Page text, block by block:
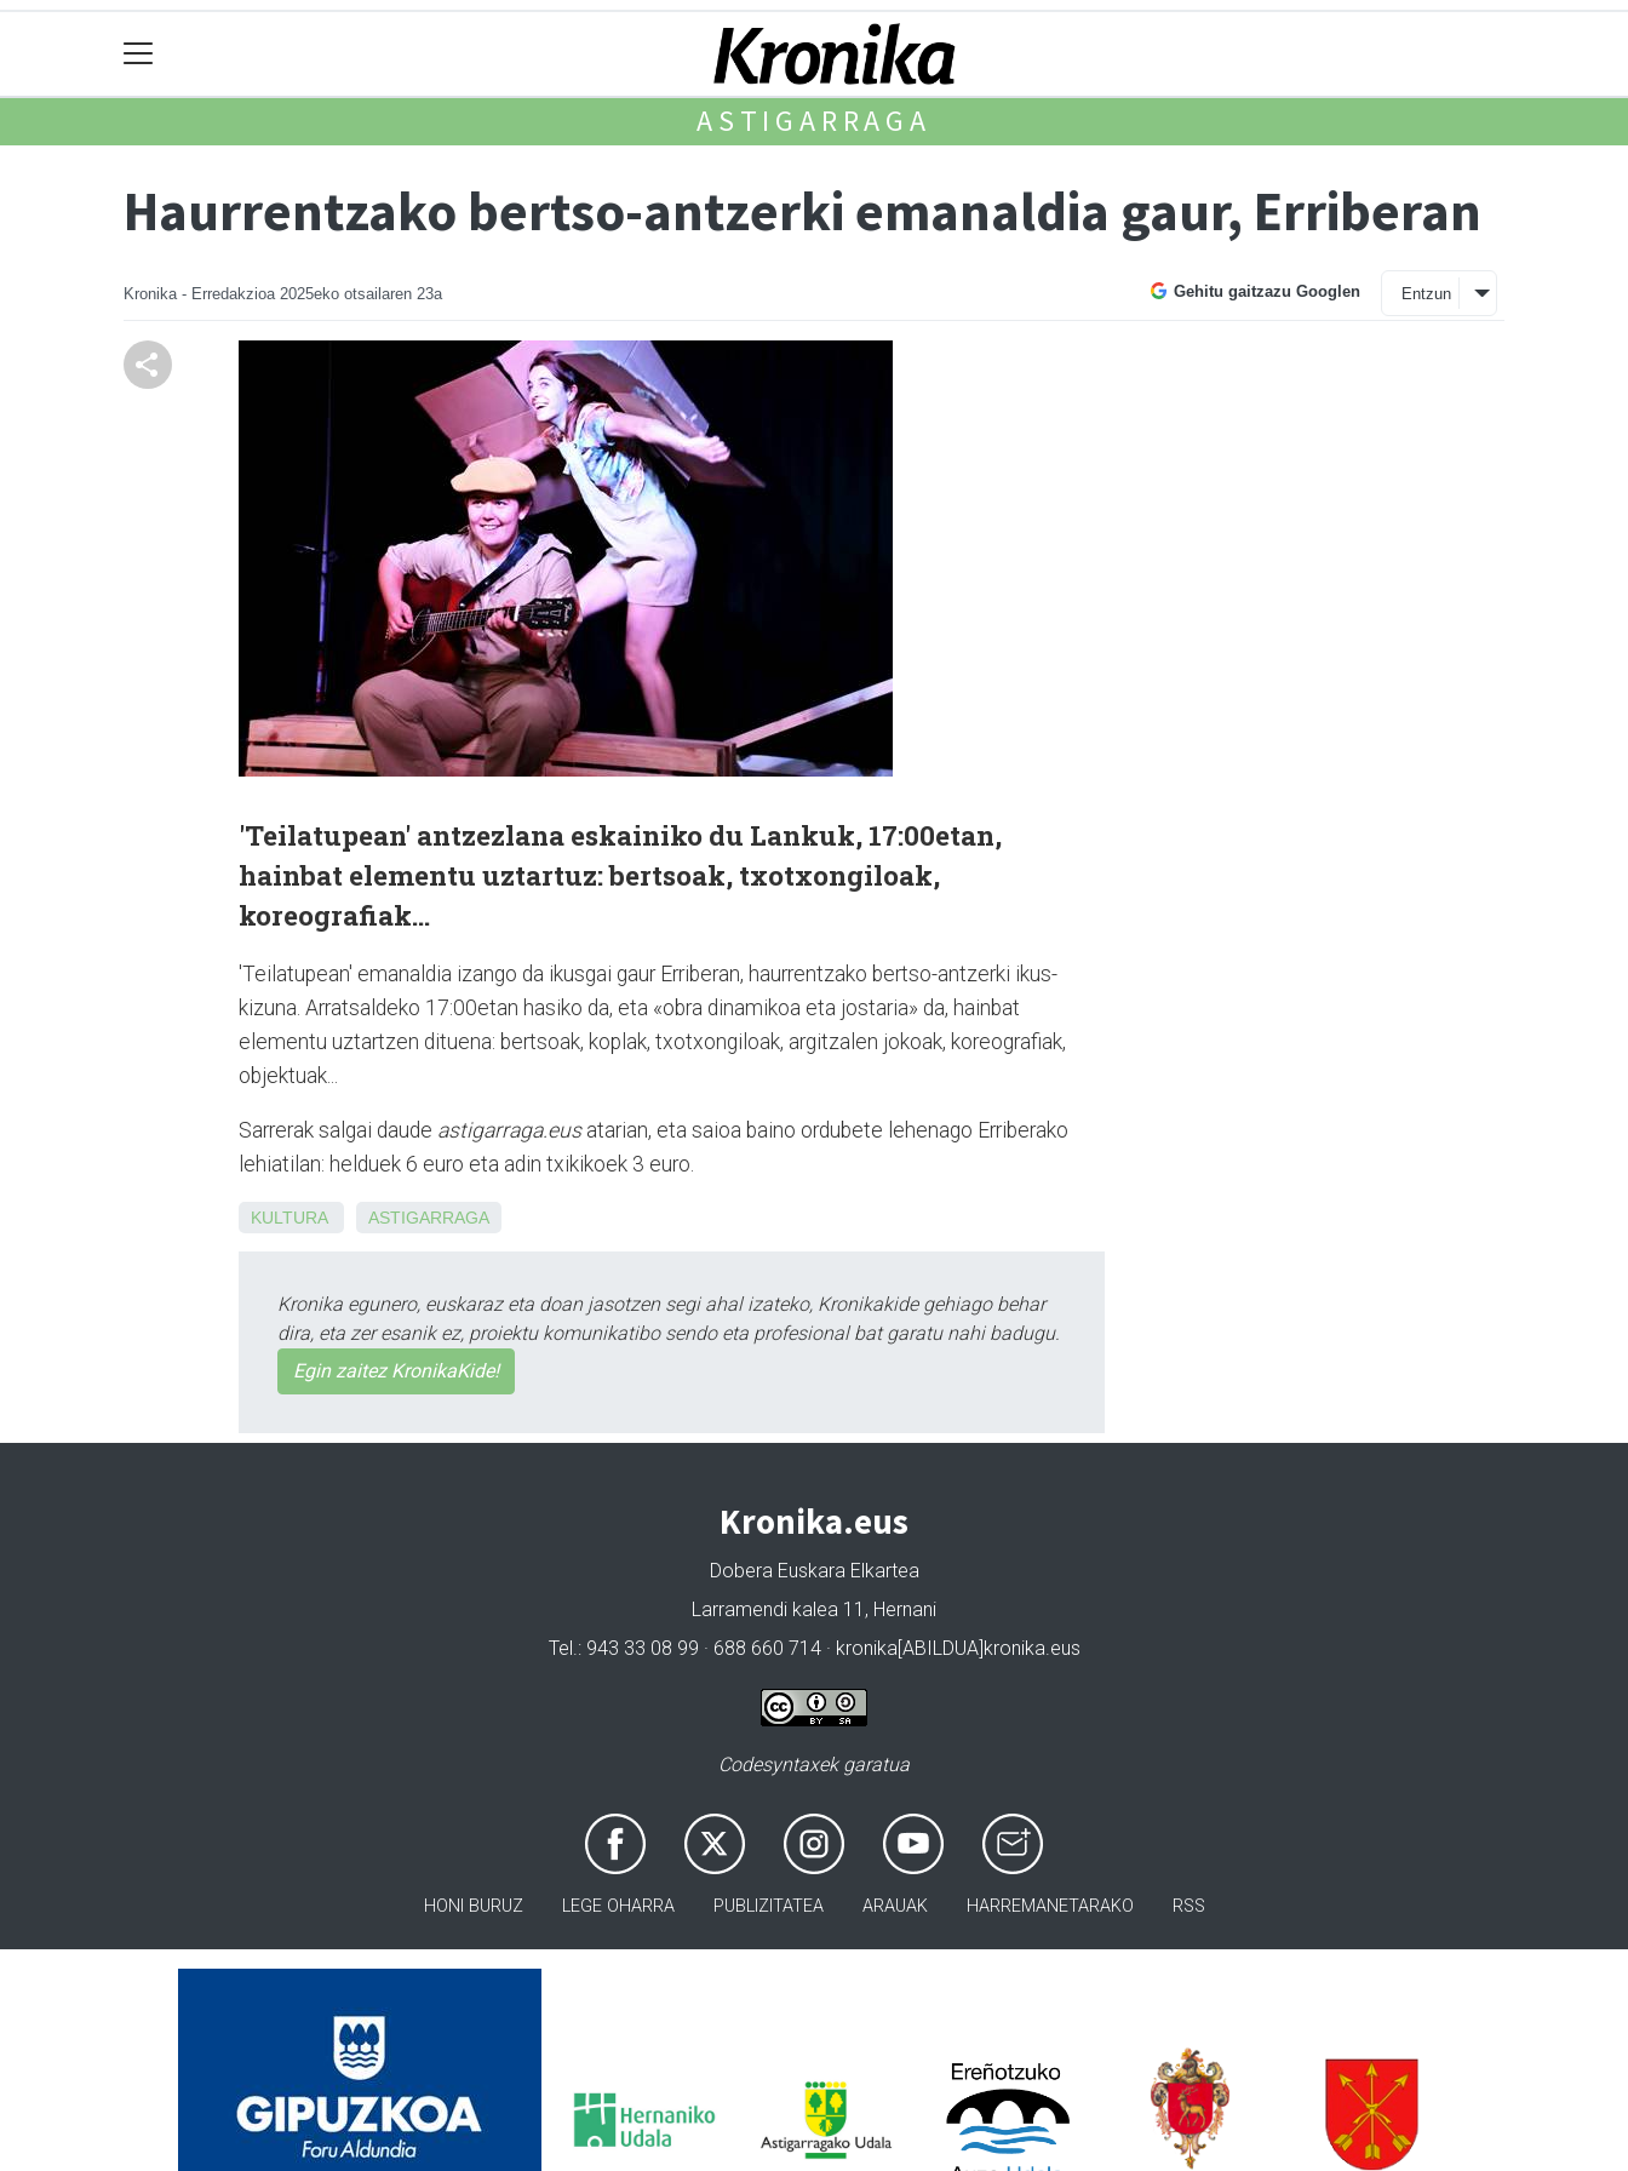
ASTIGARRAGA
Haurrentzako bertso-antzerki emanaldia gaur, Erriberan
Kronika - Erredakzioa 2025eko otsailaren 23a Gehitu gaitzazu Googlen Entzun
'Teilatupean' antzezlana eskainiko du Lankuk, 17:00etan,
hainbat elementu uztartuz: bertsoak, txotxongiloak,
koreografiak...
'Teilatupean' emanaldia izango da ikusgai gaur Erriberan, haurrentzako bertso-antzerki ikus­
kizuna. Arratsaldeko 17:00etan hasiko da, eta «obra dinamikoa eta jostaria» da, hainbat
elementu uztartzen dituena: bertsoak, koplak, txotxongiloak, argitzalen jokoak, koreografiak,
objektuak...
Sarrerak salgai daude astigarraga.eusatarian, eta saioa baino ordubete lehenago Erriberako
lehiatilan: helduek 6 euro eta adin txikikoek 3 euro.
KULTURA ASTIGARRAGA
Kronika egunero, euskaraz eta doan jasotzen segi ahal izateko, Kronikakide gehiago behar
dira, eta zer esanik ez, proiektu komunikatibo sendo eta profesional bat garatu nahi badugu.
Egin zaitez KronikaKide!
Kronika.eus
Dobera Euskara Elkartea
Larramendi kalea 11, Hernani
Tel.: 943 33 08 99 · 688 660 714 · kronika[ABILDUA]kronika.eus
Codesyntaxek garatua
HONI BURUZ LEGE OHARRA PUBLIZITATEA ARAUAK HARREMANETARAKO RSS